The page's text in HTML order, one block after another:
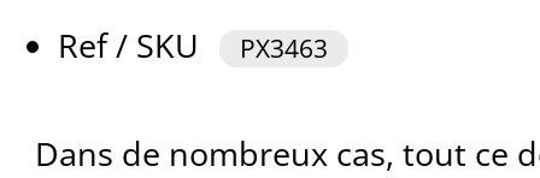
Ref / SKU
PX3463
Dans de nombreux cas, tout ce